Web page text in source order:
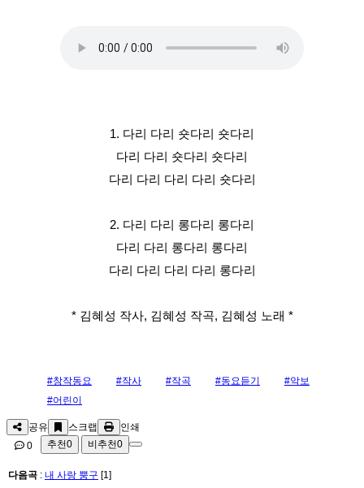
1. 다리 다리 숏다리 숏다리
다리 다리 숏다리 숏다리
다리 다리 다리 다리 숏다리
2. 다리 다리 롱다리 롱다리
다리 다리 롱다리 롱다리
다리 다리 다리 다리 롱다리
* 김혜성 작사, 김혜성 작곡, 김혜성 노래 *
#창작동요 #작사 #작곡 #동요듣기
#악보
#어린이
공유 스크랩
인쇄
0
추천0 비추천0
다음곡 : 내 사랑 뿡구 [1]